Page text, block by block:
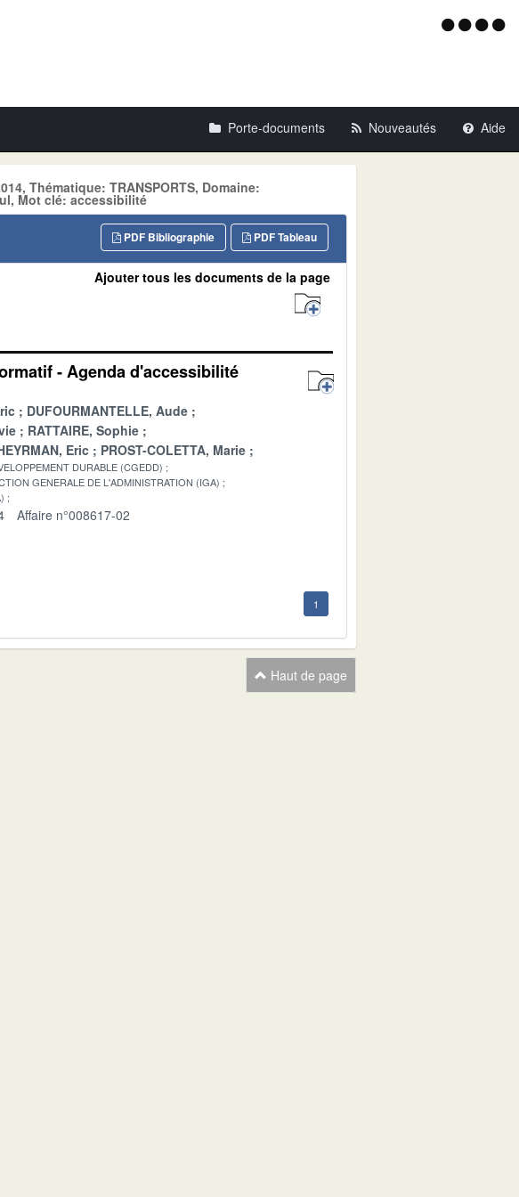
Menu
Porte-documents Nouveautés Aide
Thématique: TRANSPORTS, Domaine:
Mot clé: accessibilité
PDF Tableau
PDF Bibliographie
Ajouter tous les documents de la page
- Agenda d'accessibilité
DUFOURMANTELLE, Aude
RATTAIRE, Sophie
Eric PROST-COLETTA, Marie
DURABLE (CGEDD)
GENERALE DE L'ADMINISTRATION (IGA)
Affaire n°008617-02
1
Haut de page